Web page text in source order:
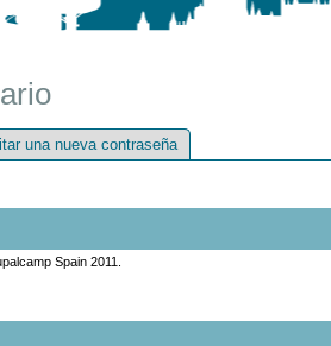
una nueva contraseña
Spain 2011.